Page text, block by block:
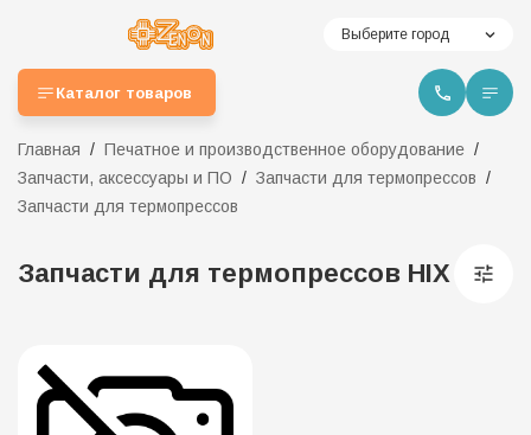
Выберите город
Каталог товаров
Главная
Печатное и производственное оборудование
Запчасти, аксессуары и ПО
Запчасти для термопрессов
Запчасти для термопрессов
Запчасти для термопрессов HIX